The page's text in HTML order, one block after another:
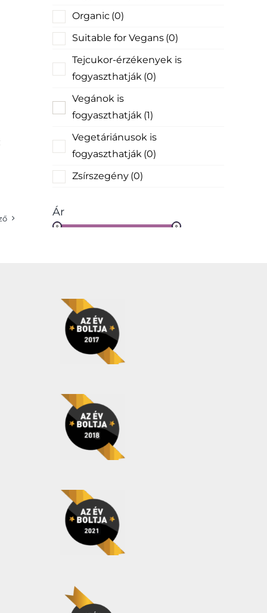
Organic (0)
Suitable for Vegans (0)
Tejcukor-érzékenyek is
fogyaszthatják (0)
Vegánok is
fogyaszthatják (1)
Vegetáriánusok is
fogyaszthatják (0)
Zsírszegény (0)
Ár